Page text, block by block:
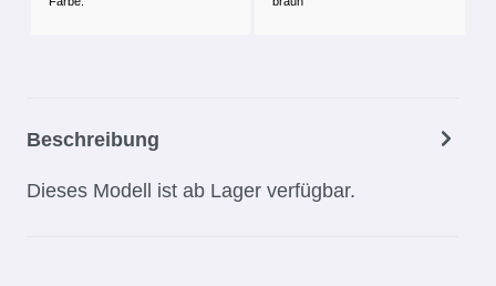
Beschreibung
Dieses Modell ist ab Lager verfügbar.